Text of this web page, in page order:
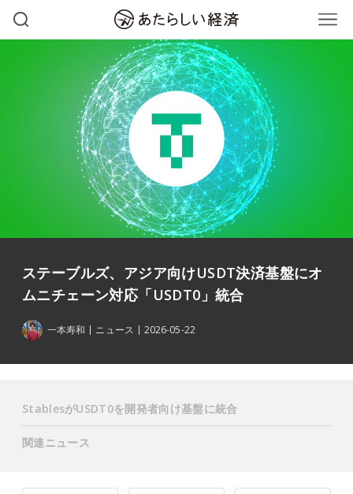
ステーブルズ、アジア向けUSDT決済基盤にオ
ムニチェーン対応「USDT0」統合
一本寿和 ニュース 2026-05-22
StablesがUSDT0を開発者向け基盤に統合
関連ニュース